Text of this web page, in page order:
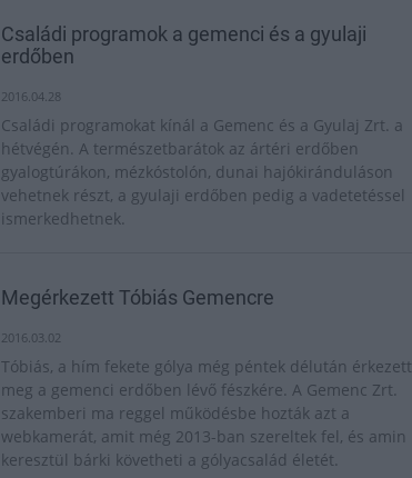
Családi programok a gemenci és a gyulaji
erdőben
2016.04.28
Családi programokat kínál a Gemenc és a Gyulaj Zrt. a
hétvégén. A természetbarátok az ártéri erdőben
gyalogtúrákon, mézkóstolón, dunai hajókiránduláson
vehetnek részt, a gyulaji erdőben pedig a vadetetéssel
ismerkedhetnek.
Megérkezett Tóbiás Gemencre
2016.03.02
Tóbiás, a hím fekete gólya még péntek délután érkezett
meg a gemenci erdőben lévő fészkére. A Gemenc Zrt.
szakemberi ma reggel működésbe hozták azt a
webkamerát, amit még 2013-ban szereltek fel, és amin
keresztül bárki követheti a gólyacsalád életét.